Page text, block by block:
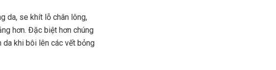
da, se khít lỗ chân lông,
hơn. Đặc biệt hơn chúng
khi bôi lên các vết bỏng